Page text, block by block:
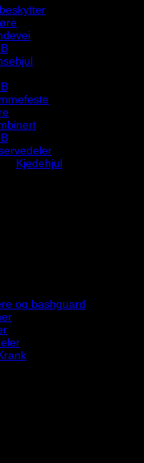
Kjedehjul
og bashguard